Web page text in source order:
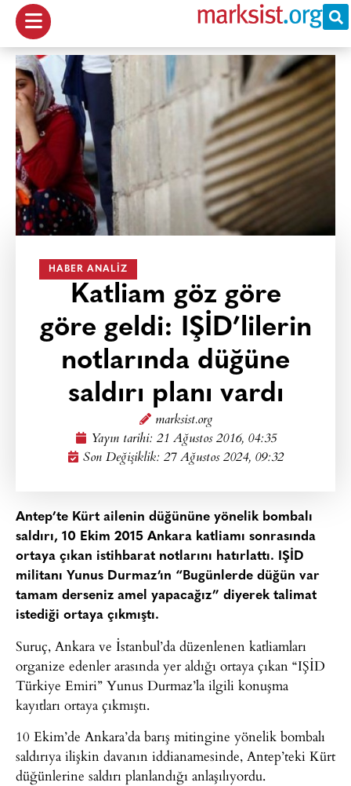
HABER ANALIZ
Katliam göz göre
göre geldi: IŞİD’lilerin
notlarında düğüne
saldırı planı vardı
marksist.org
Yayın tarihi: 21 Ağustos 2016, 04:35
Son Değişiklik: 27 Ağustos 2024, 09:32
Antep’te Kürt ailenin düğününe yönelik bombalı
saldırı, 10 Ekim 2015 Ankara katliamı sonrasında
ortaya çıkan istihbarat notlarını hatırlattı. IŞİD
militanı Yunus Durmaz’ın “Bugünlerde düğün var
tamam derseniz amel yapacağız” diyerek talimat
istediği ortaya çıkmıştı.
Suruç, Ankara ve İstanbul’da düzenlenen katliamları
organize edenler arasında yer aldığı ortaya çıkan “IŞİD
Türkiye Emiri” Yunus Durmaz’la ilgili konuşma
kayıtları ortaya çıkmıştı.
10 Ekim’de Ankara’da barış mitingine yönelik bombalı
saldırıya ilişkin davanın iddianamesinde, Antep’teki Kürt
düğünlerine saldırı planlandığı anlaşılıyordu.